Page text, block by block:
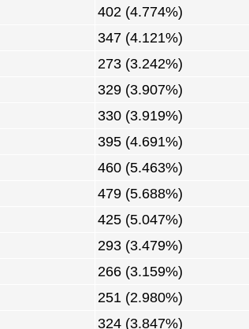
402 (4.774%)
347 (4.121%)
273 (3.242%)
329 (3.907%)
330 (3.919%)
395 (4.691%)
460 (5.463%)
479 (5.688%)
425 (5.047%)
293 (3.479%)
266 (3.159%)
251 (2.980%)
324 (3.847%)